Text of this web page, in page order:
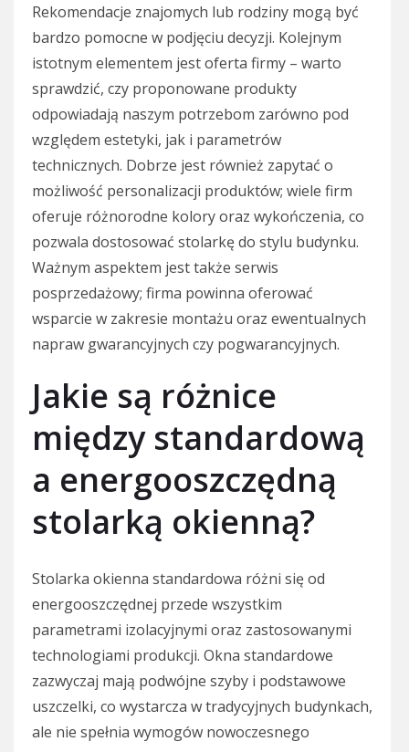
Rekomendacje znajomych lub rodziny mogą być
bardzo pomocne w podjęciu decyzji. Kolejnym
istotnym elementem jest oferta firmy – warto
sprawdzić, czy proponowane produkty
odpowiadają naszym potrzebom zarówno pod
względem estetyki, jak i parametrów
technicznych. Dobrze jest również zapytać o
możliwość personalizacji produktów; wiele firm
oferuje różnorodne kolory oraz wykończenia, co
pozwala dostosować stolarkę do stylu budynku.
Ważnym aspektem jest także serwis
posprzedażowy; firma powinna oferować
wsparcie w zakresie montażu oraz ewentualnych
napraw gwarancyjnych czy pogwarancyjnych.
Jakie są różnice
między standardową
a energooszczędną
stolarką okienną?
Stolarka okienna standardowa różni się od
energooszczędnej przede wszystkim
parametrami izolacyjnymi oraz zastosowanymi
technologiami produkcji. Okna standardowe
zazwyczaj mają podwójne szyby i podstawowe
uszczelki, co wystarcza w tradycyjnych budynkach,
ale nie spełnia wymogów nowoczesnego